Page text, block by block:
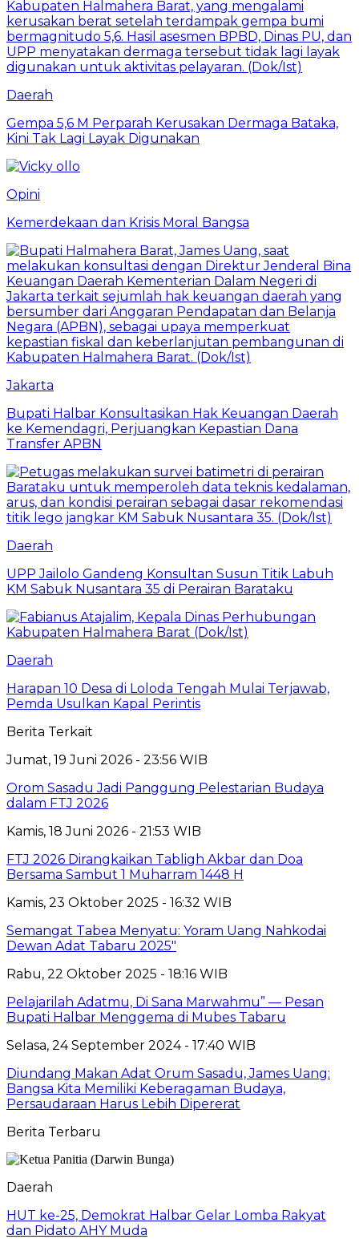
Daerah
Gempa 5,6 M Perparah Kerusakan Dermaga Bataka,
Kini Tak Lagi Layak Digunakan
Opini
Kemerdekaan dan Krisis Moral Bangsa
Jakarta
Bupati Halbar Konsultasikan Hak Keuangan Daerah
ke Kemendagri, Perjuangkan Kepastian Dana
Transfer APBN
Daerah
UPP Jailolo Gandeng Konsultan Susun Titik Labuh
KM Sabuk Nusantara 35 di Perairan Barataku
Daerah
Harapan 10 Desa di Loloda Tengah Mulai Terjawab,
Pemda Usulkan Kapal Perintis
Berita Terkait
Jumat, 19 Juni 2026 - 23:56 WIB
Orom Sasadu Jadi Panggung Pelestarian Budaya
dalam FTJ 2026
Kamis, 18 Juni 2026 - 21:53 WIB
FTJ 2026 Dirangkaikan Tabligh Akbar dan Doa
Bersama Sambut 1 Muharram 1448 H
Kamis, 23 Oktober 2025 - 16:32 WIB
Semangat Tabea Menyatu: Yoram Uang Nahkodai
Dewan Adat Tabaru 2025″
Rabu, 22 Oktober 2025 - 18:16 WIB
Pelajarilah Adatmu, Di Sana Marwahmu” — Pesan
Bupati Halbar Menggema di Mubes Tabaru
Selasa, 24 September 2024 - 17:40 WIB
Diundang Makan Adat Orum Sasadu, James Uang:
Bangsa Kita Memiliki Keberagaman Budaya,
Persaudaraan Harus Lebih Dipererat
Berita Terbaru
Daerah
HUT ke-25, Demokrat Halbar Gelar Lomba Rakyat
dan Pidato AHY Muda